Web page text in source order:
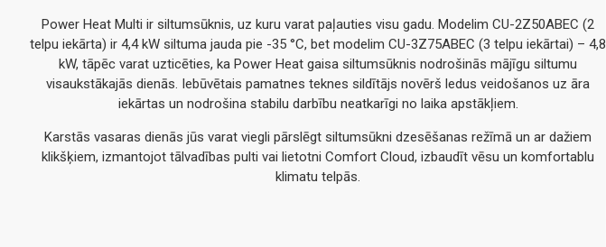
Power Heat Multi ir siltumsūknis, uz kuru varat paļauties visu gadu. Modelim CU-2Z50ABEC (2
telpu iekārta) ir 4,4 kW siltuma jauda pie -35 °C, bet modelim CU-3Z75ABEC (3 telpu iekārtai) – 4,8
kW, tāpēc varat uzticēties, ka Power Heat gaisa siltumsūknis nodrošinās mājīgu siltumu
visaukstākajās dienās. Iebūvētais pamatnes teknes sildītājs novērš ledus veidošanos uz āra
iekārtas un nodrošina stabilu darbību neatkarīgi no laika apstākļiem.
Karstās vasaras dienās jūs varat viegli pārslēgt siltumsūkni dzesēšanas režīmā un ar dažiem
klikšķiem, izmantojot tālvadības pulti vai lietotni Comfort Cloud, izbaudīt vēsu un komfortablu
klimatu telpās.